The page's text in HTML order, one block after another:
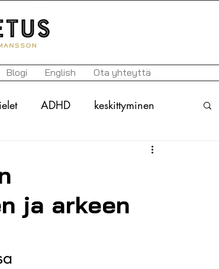
Blogi English Ota yhteyttä
ADHD keskittyminen
ruotsi
ylioppilaskirjoitukset
ja arkeen